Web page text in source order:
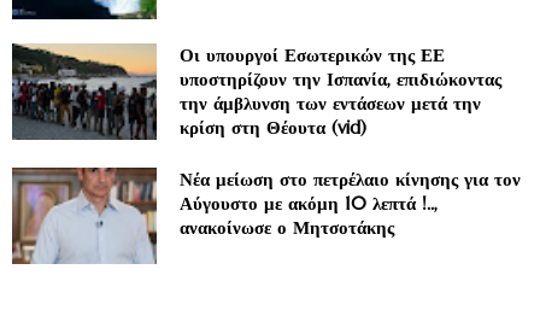
Οι υπουργοί Εσωτερικών της ΕΕ
υποστηρίζουν την Ισπανία, επιδιώκοντας
την άμβλυνση των εντάσεων μετά την
κρίση στη Θέουτα (vid)
Νέα μείωση στο πετρέλαιο κίνησης για τον
Αύγουστο με ακόμη 10 λεπτά !..,
ανακοίνωσε ο Μητσοτάκης